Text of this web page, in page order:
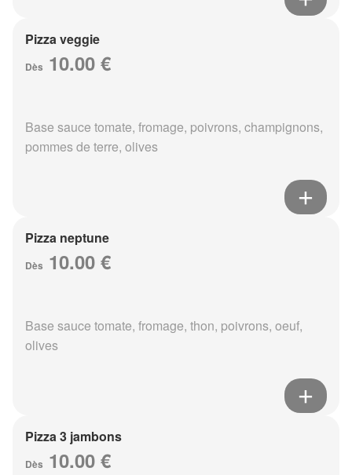
Pizza veggie
Dès 10.00 €
Base sauce tomate, fromage, poivrons, champignons,
pommes de terre, olives
Pizza neptune
Dès 10.00 €
Base sauce tomate, fromage, thon, poivrons, oeuf,
olives
Pizza 3 jambons
Dès 10.00 €